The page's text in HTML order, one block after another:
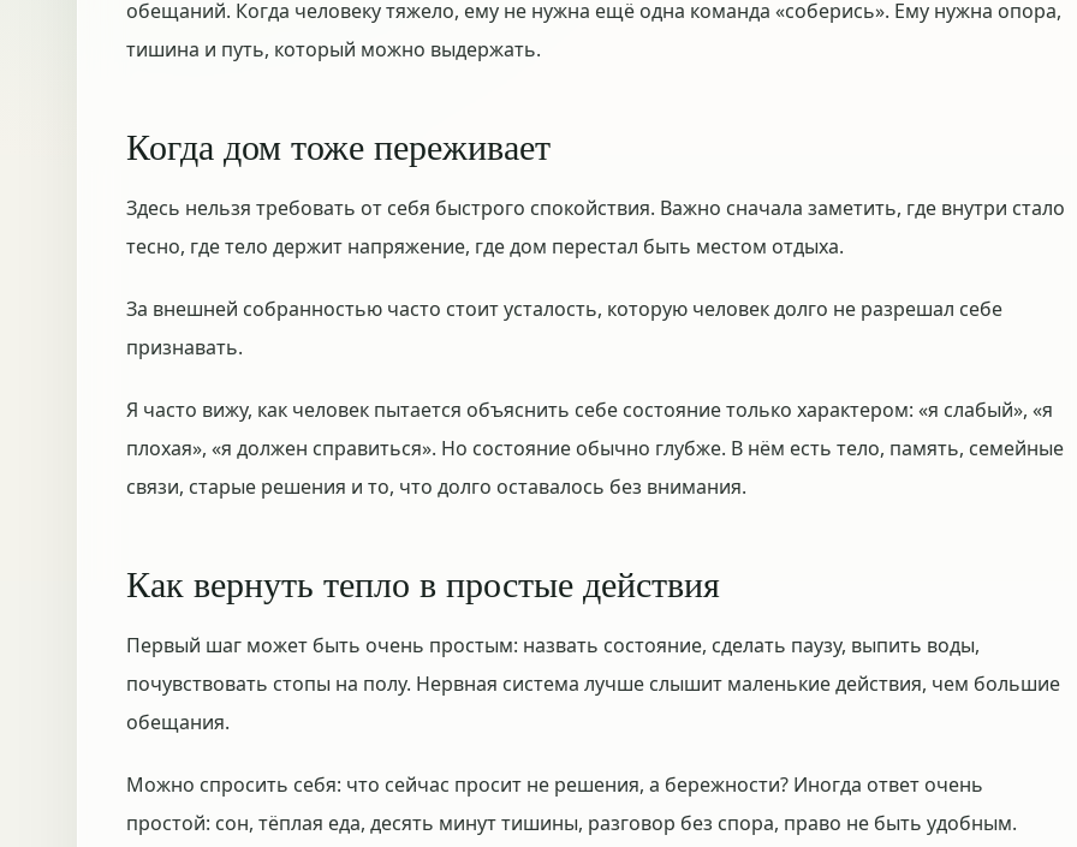
обещаний. Когда человеку тяжело, ему не нужна ещё одна команда «соберись». Ему нужна опора,
тишина и путь, который можно выдержать.
Когда дом тоже переживает
Здесь нельзя требовать от себя быстрого спокойствия. Важно сначала заметить, где внутри стало
тесно, где тело держит напряжение, где дом перестал быть местом отдыха.
За внешней собранностью часто стоит усталость, которую человек долго не разрешал себе
признавать.
Я часто вижу, как человек пытается объяснить себе состояние только характером: «я слабый», «я
плохая», «я должен справиться». Но состояние обычно глубже. В нём есть тело, память, семейные
связи, старые решения и то, что долго оставалось без внимания.
Как вернуть тепло в простые действия
Первый шаг может быть очень простым: назвать состояние, сделать паузу, выпить воды,
почувствовать стопы на полу. Нервная система лучше слышит маленькие действия, чем большие
обещания.
Можно спросить себя: что сейчас просит не решения, а бережности? Иногда ответ очень
простой: сон, тёплая еда, десять минут тишины, разговор без спора, право не быть удобным.